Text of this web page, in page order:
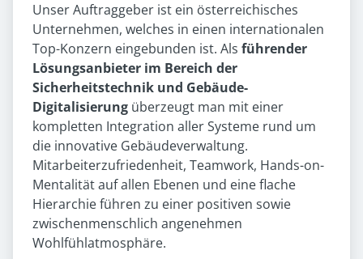
Unser Auftraggeber ist ein österreichisches
Unternehmen, welches in einen internationalen
Top-Konzern eingebunden ist. Als führender
Lösungsanbieter im Bereich der
Sicherheitstechnik und Gebäude-
Digitalisierung überzeugt man mit einer
kompletten Integration aller Systeme rund um
die innovative Gebäudeverwaltung.
Mitarbeiterzufriedenheit, Teamwork, Hands-on-
Mentalität auf allen Ebenen und eine flache
Hierarchie führen zu einer positiven sowie
zwischenmenschlich angenehmen
Wohlfühlatmosphäre.